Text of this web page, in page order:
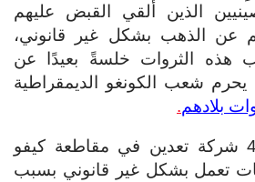
الذين أُلقي القبض عليهم
عن الذهب بشكل غير قانوني،
هذه الثروات خلسةً بعيدًا عن
شعب الكونغو الديمقراطية
بلادهم.
ويوجد أكثر من 450 شركة تعدين في مقاطعة كيفو
تعمل بشكل غير قانوني بسبب